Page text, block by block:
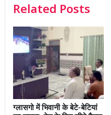
Related Posts
ग्लासगो में भिवानी के बेटे-बेटियां